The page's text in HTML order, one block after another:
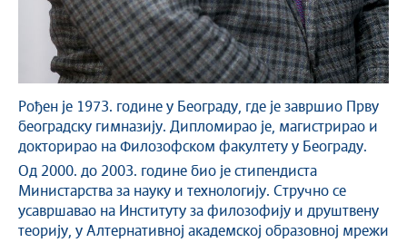
Рођен је 1973. године у Београду, где је завршио Прву
београдску гимназију. Дипломирао је, магистрирао и
докторирао на Филозофском факултету у Београду.
Од 2000. до 2003. године био је стипендиста
Министарства за науку и технологију. Стручно се
усавршавао на Институту за филозофију и друштвену
теорију, у Алтернативној академској образовној мрежи